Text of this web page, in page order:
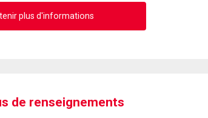
plus d'informations
de renseignements